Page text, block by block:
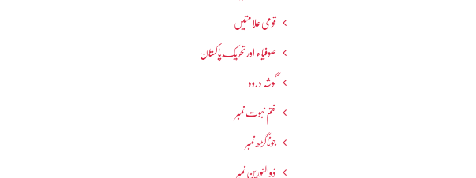
قومی علامتیں
صوفیاء اور تحریک ِپاکستان
گوشہ درود
ختم نبوت نمبر
جوناگڑھ نمبر
ذوالنورین نمبر